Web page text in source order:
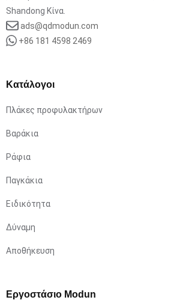
Shandong Κίνα.
ads@qdmodun.com
+86 181 4598 2469
Κατάλογοι
Πλάκες προφυλακτήρων
Βαράκια
Ράφια
Παγκάκια
Ειδικότητα
Δύναμη
Αποθήκευση
Εργοστάσιο Modun